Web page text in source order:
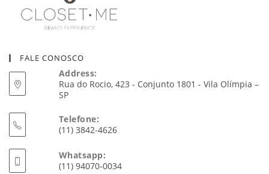
FALE CONOSCO
Address:
Rua do Rocio, 423 - Conjunto 1801 - Vila Olímpia –
SP
Telefone:
(11) 3842-4626
Whatsapp:
(11) 94070-0034